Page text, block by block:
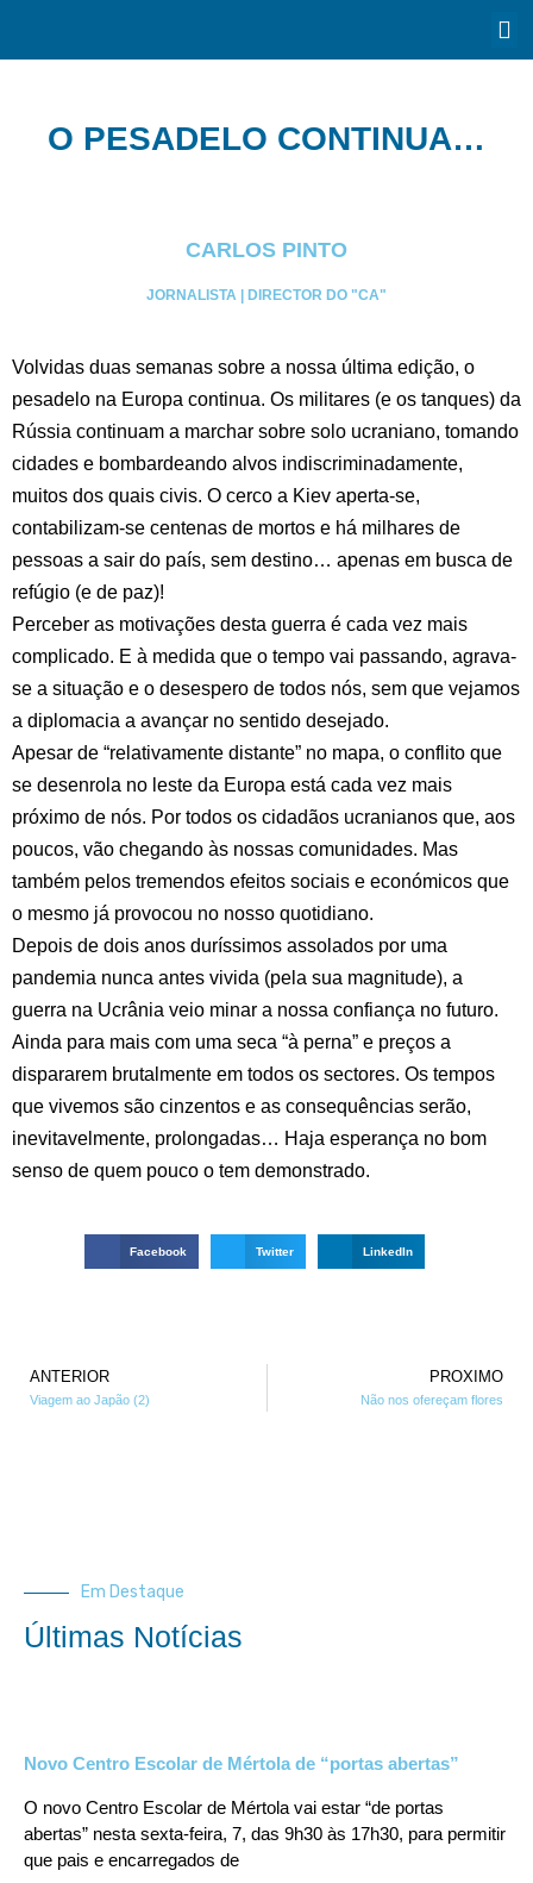
O PESADELO CONTINUA…
CARLOS PINTO
JORNALISTA | DIRECTOR DO "CA"
Volvidas duas semanas sobre a nossa última edição, o
pesadelo na Europa continua. Os militares (e os tanques) da
Rússia continuam a marchar sobre solo ucraniano, tomando
cidades e bombardeando alvos indiscriminadamente,
muitos dos quais civis. O cerco a Kiev aperta-se,
contabilizam-se centenas de mortos e há milhares de
pessoas a sair do país, sem destino… apenas em busca de
refúgio (e de paz)!
Perceber as motivações desta guerra é cada vez mais
complicado. E à medida que o tempo vai passando, agrava-
se a situação e o desespero de todos nós, sem que vejamos
a diplomacia a avançar no sentido desejado.
Apesar de “relativamente distante” no mapa, o conflito que
se desenrola no leste da Europa está cada vez mais
próximo de nós. Por todos os cidadãos ucranianos que, aos
poucos, vão chegando às nossas comunidades. Mas
também pelos tremendos efeitos sociais e económicos que
o mesmo já provocou no nosso quotidiano.
Depois de dois anos duríssimos assolados por uma
pandemia nunca antes vivida (pela sua magnitude), a
guerra na Ucrânia veio minar a nossa confiança no futuro.
Ainda para mais com uma seca “à perna” e preços a
dispararem brutalmente em todos os sectores. Os tempos
que vivemos são cinzentos e as consequências serão,
inevitavelmente, prolongadas… Haja esperança no bom
senso de quem pouco o tem demonstrado.
Facebook Twitter LinkedIn
ANTERIOR
Viagem ao Japão (2)
PROXIMO
Não nos ofereçam flores
Em Destaque
Últimas Notícias
Novo Centro Escolar de Mértola de “portas abertas”
O novo Centro Escolar de Mértola vai estar “de portas
abertas” nesta sexta-feira, 7, das 9h30 às 17h30, para permitir
que pais e encarregados de